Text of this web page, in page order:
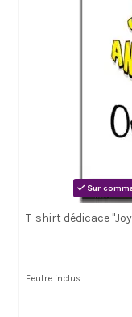
Sur
T-shirt dédicace
Feutre inclus